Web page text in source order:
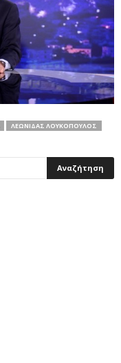
ΛΕΩΝΊΔΑΣ ΛΟΥΚΌΠΟΥΛΟΣ